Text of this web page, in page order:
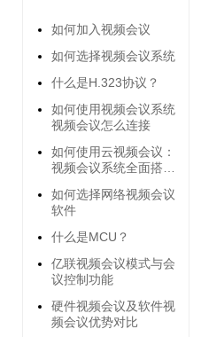
如何加入视频会议
如何选择视频会议系统
什么是H.323协议？
如何使用视频会议系统
视频会议怎么连接
如何使用云视频会议：
视频会议系统全面搭建
如何选择网络视频会议
软件
什么是MCU？
亿联视频会议模式与会
议控制功能
硬件视频会议及软件视
频会议优势对比